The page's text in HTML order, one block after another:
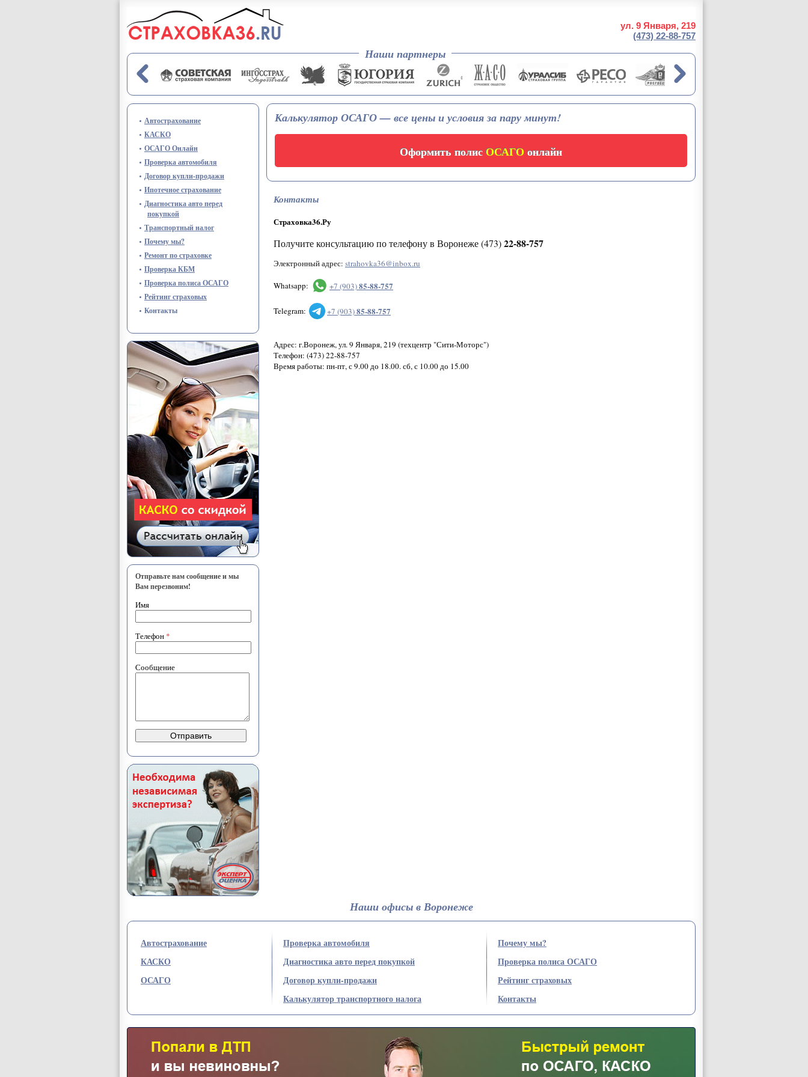
ул. 9 Января, 219
(473) 22-88-757
Наши партнеры
Автострахование
КАСКО
ОСАГО Онлайн
Проверка автомобиля
Договор купли-продажи
Ипотечное страхование
Диагностика авто перед
покупкой
Транспортный налог
Почему мы?
Ремонт по страховке
Проверка КБМ
Проверка полиса ОСАГО
Рейтинг страховых
Контакты
Отправьте нам сообщение и мы
Вам перезвоним!
Имя
Телефон *
Сообщение
Калькулятор ОСАГО — все цены и условия за пару минут!
Оформить полисОСАГОонлайн
Контакты
Страховка36.Ру
Получите консультацию по телефону в Воронеже (473)22-88-757
Электронный адрес: strahovka36@inbox.ru
Whatsapp: +7 (903)85-88-757
Telegram: +7 (903)85-88-757
Адрес: г.Воронеж, ул. 9 Января, 219 (техцентр "Сити-Моторс")
Телефон: (473) 22-88-757
Время работы: пн-пт, с 9.00 до 18.00. сб, с 10.00 до 15.00
Наши офисы в Воронеже
Автострахование
КАСКО
ОСАГО
Проверка автомобиля
Диагностика авто перед покупкой
Договор купли-продажи
Калькулятор транспортного налога
Почему мы?
Проверка полиса ОСАГО
Рейтинг страховых
Контакты